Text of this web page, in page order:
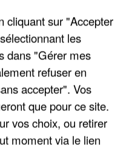
EMPORTÉE PAR UNE
SAVOIE
cliquant sur "Accepter
les
dans "Gérer mes
refuser en
accepter". Vos
que pour ce site.
vos choix, ou retirer
moment via le lien